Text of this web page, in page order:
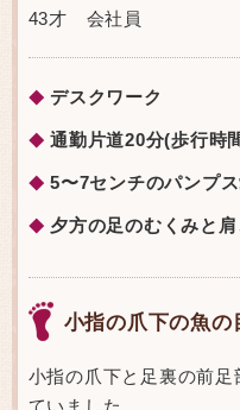
43才 会社員
◆ デスクワーク
◆ 通勤片道20分(歩行時
◆ 5〜7センチのパンプ
◆ 夕方の足のむくみと
小指の爪下の魚の
小指の爪下と足裏の前
ていました。